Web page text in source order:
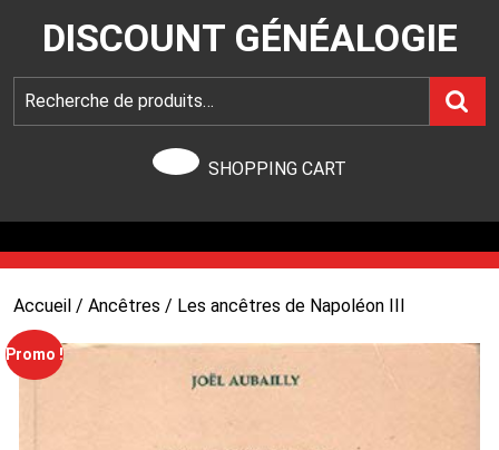
DISCOUNT GÉNÉALOGIE
SHOPPING CART
Accueil / Ancêtres / Les ancêtres de Napoléon III
Promo !